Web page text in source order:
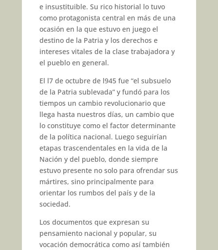
e insustituible. Su rico historial lo tuvo
como protagonista central en más de una
ocasión en la que estuvo en juego el
destino de la Patria y los derechos e
intereses vitales de la clase trabajadora y
el pueblo en general.
El l7 de octubre de l945 fue “el subsuelo
de la Patria sublevada” y fundó para los
tiempos un cam­bio revolucionario que
llega hasta nuestros días, un cambio que
lo constituye como el factor deter­minante
de la política nacional. Luego seguirían
etapas trascen­dentales en la vida de la
Nación y del pueblo, donde siempre
estuvo presente no solo para ofrendar sus
mártires, sino principalmente para
orientar los rumbos del país y de la
sociedad.
Los documentos que expresan su
pensamiento nacional y popular, su
vocación democrática como así también